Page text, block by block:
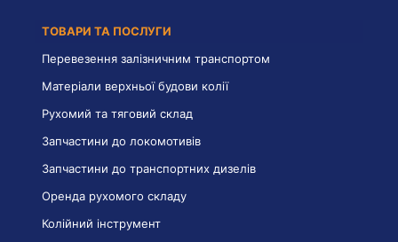
ТОВАРИ ТА ПОСЛУГИ
Перевезення залізничним транспортом
Матеріали верхньої будови колії
Рухомий та тяговий склад
Запчастини до локомотивів
Запчастини до транспортних дизелів
Оренда рухомого складу
Колійний інструмент